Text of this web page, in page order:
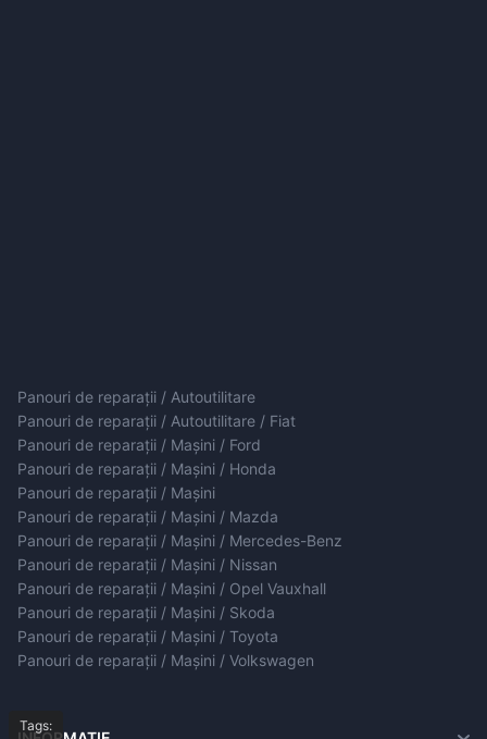
Panouri de reparații / Autoutilitare
Panouri de reparații / Autoutilitare / Fiat
Panouri de reparații / Mașini / Ford
Panouri de reparații / Mașini / Honda
Panouri de reparații / Mașini
Panouri de reparații / Mașini / Mazda
Panouri de reparații / Mașini / Mercedes-Benz
Panouri de reparații / Mașini / Nissan
Panouri de reparații / Mașini / Opel Vauxhall
Panouri de reparații / Mașini / Skoda
Panouri de reparații / Mașini / Toyota
Panouri de reparații / Mașini / Volkswagen
Tags: